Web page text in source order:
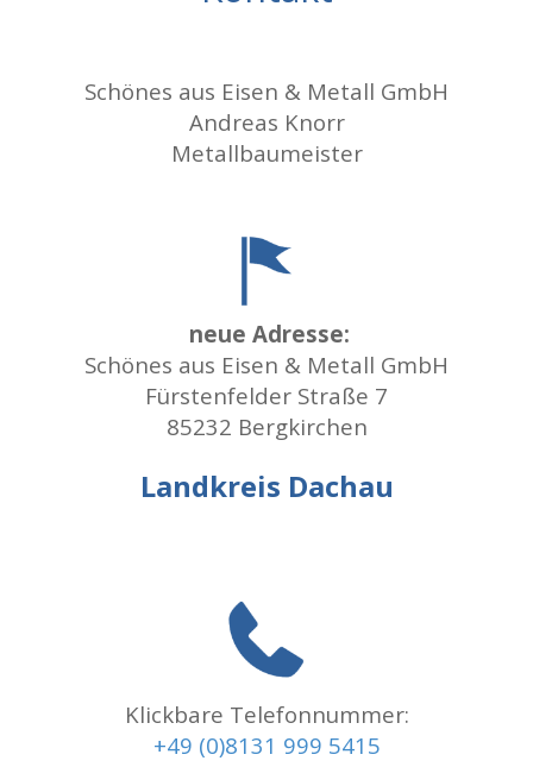
Schönes aus Eisen & Metall GmbH
Andreas Knorr
Metallbaumeister
neue Adresse:
Schönes aus Eisen & Metall GmbH
Fürstenfelder Straße 7
85232 Bergkirchen
Landkreis Dachau
Klickbare Telefonnummer:
+49 (0)8131 999 5415